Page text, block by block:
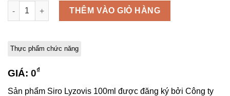
Thực phẩm chức năng
đánh giá
GIÁ: 0₫
Sản phẩm Siro Lyzovis 100ml được đăng ký bởi Công ty
Siro Lyzovis 100ml số lượng
THÊM VÀO GIỎ HÀNG